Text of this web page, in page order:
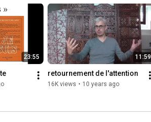
23:55 11:59
retournement de l'attention
16K views • 10 years ago